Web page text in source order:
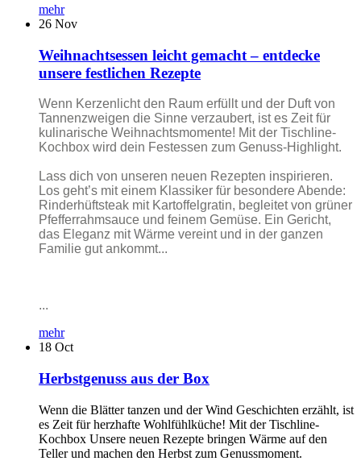
mehr
26 Nov
Weihnachtsessen leicht gemacht – entdecke
unsere festlichen Rezepte
Wenn Kerzenlicht den Raum erfüllt und der Duft von
Tannenzweigen die Sinne verzaubert, ist es Zeit für
kulinarische Weihnachtsmomente! Mit der Tischline-
Kochbox wird dein Festessen zum Genuss-Highlight.
Lass dich von unseren neuen Rezepten inspirieren.
Los geht’s mit einem Klassiker für besondere Abende:
Rinderhüftsteak mit Kartoffelgratin, begleitet von grüner
Pfefferrahmsauce und feinem Gemüse. Ein Gericht,
das Eleganz mit Wärme vereint und in der ganzen
Familie gut ankommt...
...
mehr
18 Oct
Herbstgenuss aus der Box
Wenn die Blätter tanzen und der Wind Geschichten erzählt, ist
es Zeit für herzhafte Wohlfühlküche! Mit der Tischline-
Kochbox Unsere neuen Rezepte bringen Wärme auf den
Teller und machen den Herbst zum Genussmoment.